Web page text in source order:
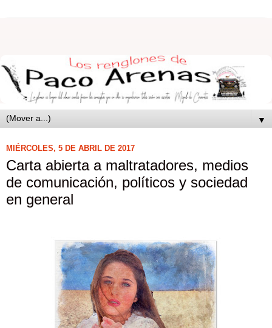
▼
MIÉRCOLES, 5 DE ABRIL DE 2017
Carta abierta a maltratadores, medios
de comunicación, políticos y sociedad
en general